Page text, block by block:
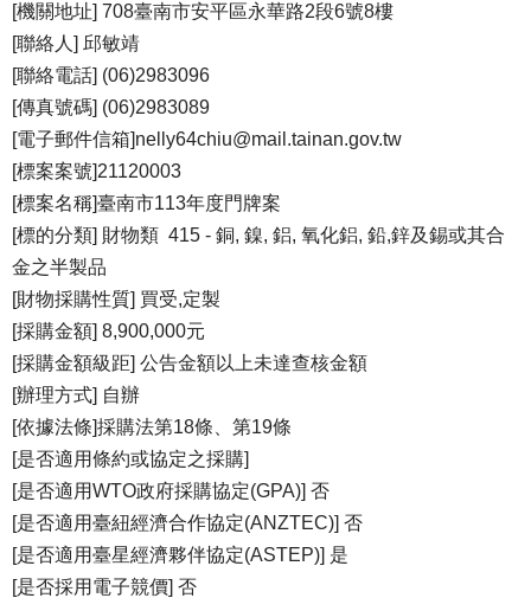
[機關地址] 708臺南市安平區永華路2段6號8樓
[聯絡人] 邱敏靖
[聯絡電話] (06)2983096
[傳真號碼] (06)2983089
[電子郵件信箱]nelly64chiu@mail.tainan.gov.tw
[標案案號]21120003
[標案名稱]臺南市113年度門牌案
[標的分類] 財物類 415 - 銅, 鎳, 鋁, 氧化鋁, 鉛,鋅及錫或其合
金之半製品
[財物採購性質] 買受,定製
[採購金額] 8,900,000元
[採購金額級距] 公告金額以上未達查核金額
[辦理方式] 自辦
[依據法條]採購法第18條、第19條
[是否適用條約或協定之採購]
[是否適用WTO政府採購協定(GPA)] 否
[是否適用臺紐經濟合作協定(ANZTEC)] 否
[是否適用臺星經濟夥伴協定(ASTEP)] 是
[是否採用電子競價] 否